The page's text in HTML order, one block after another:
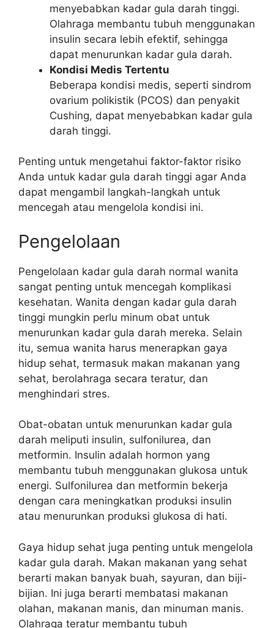
menyebabkan kadar gula darah tinggi.
Olahraga membantu tubuh menggunakan
insulin secara lebih efektif, sehingga
dapat menurunkan kadar gula darah.
Kondisi Medis Tertentu
Beberapa kondisi medis, seperti sindrom
ovarium polikistik (PCOS) dan penyakit
Cushing, dapat menyebabkan kadar gula
darah tinggi.
Penting untuk mengetahui faktor-faktor risiko
Anda untuk kadar gula darah tinggi agar Anda
dapat mengambil langkah-langkah untuk
mencegah atau mengelola kondisi ini.
Pengelolaan
Pengelolaan kadar gula darah normal wanita
sangat penting untuk mencegah komplikasi
kesehatan. Wanita dengan kadar gula darah
tinggi mungkin perlu minum obat untuk
menurunkan kadar gula darah mereka. Selain
itu, semua wanita harus menerapkan gaya
hidup sehat, termasuk makan makanan yang
sehat, berolahraga secara teratur, dan
menghindari stres.
Obat-obatan untuk menurunkan kadar gula
darah meliputi insulin, sulfonilurea, dan
metformin. Insulin adalah hormon yang
membantu tubuh menggunakan glukosa untuk
energi. Sulfonilurea dan metformin bekerja
dengan cara meningkatkan produksi insulin
atau menurunkan produksi glukosa di hati.
Gaya hidup sehat juga penting untuk mengelola
kadar gula darah. Makan makanan yang sehat
berarti makan banyak buah, sayuran, dan biji-
bijian. Ini juga berarti membatasi makanan
olahan, makanan manis, dan minuman manis.
Olahraga teratur membantu tubuh